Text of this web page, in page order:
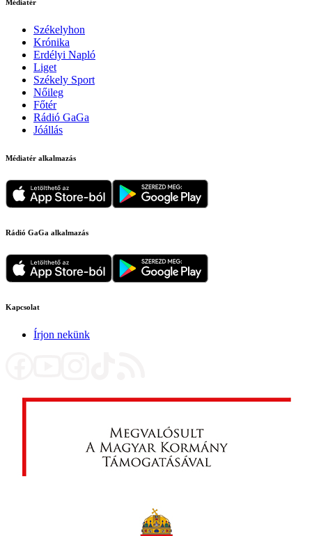
Médiatér
Székelyhon
Krónika
Erdélyi Napló
Liget
Székely Sport
Nőileg
Főtér
Rádió GaGa
Jóállás
Médiatér alkalmazás
Rádió GaGa alkalmazás
Kapcsolat
Írjon nekünk